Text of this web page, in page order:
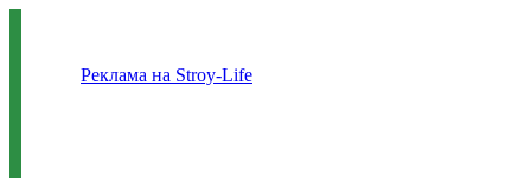
Реклама на Stroy-Life